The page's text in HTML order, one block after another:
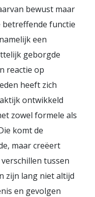
bewust maar
betreffende functie
een
geborgde
reactie op
heeft zich
ontwikkeld
zowel formele als
komt de
maar creëert
tussen
zijn lang niet altijd
en gevolgen